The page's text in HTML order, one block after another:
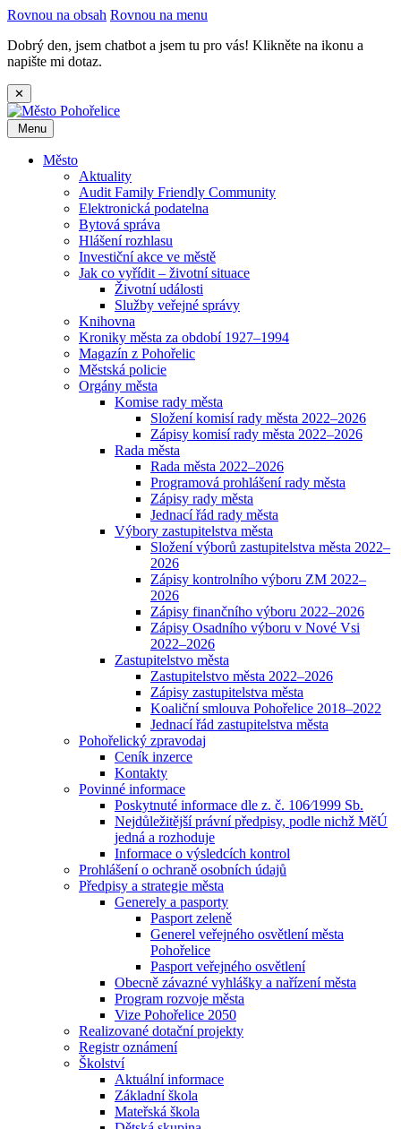
Rovnou na obsah Rovnou na menu
Dobrý den, jsem chatbot a jsem tu pro vás! Klikněte na ikonu a
napište mi dotaz.
✕
Menu
Město
Aktuality
Audit Family Friendly Community
Elektronická podatelna
Bytová správa
Hlášení rozhlasu
Investiční akce ve městě
Jak co vyřídit – životní situace
Životní události
Služby veřejné správy
Knihovna
Kroniky města za období 1927–1994
Magazín z Pohořelic
Městská policie
Orgány města
Komise rady města
Složení komisí rady města 2022–2026
Zápisy komisí rady města 2022–2026
Rada města
Rada města 2022–2026
Programová prohlášení rady města
Zápisy rady města
Jednací řád rady města
Výbory zastupitelstva města
Složení výborů zastupitelstva města 2022–
2026
Zápisy kontrolního výboru ZM 2022–
2026
Zápisy finančního výboru 2022–2026
Zápisy Osadního výboru v Nové Vsi
2022–2026
Zastupitelstvo města
Zastupitelstvo města 2022–2026
Zápisy zastupitelstva města
Koaliční smlouva Pohořelice 2018–2022
Jednací řád zastupitelstva města
Pohořelický zpravodaj
Ceník inzerce
Kontakty
Povinné informace
Poskytnuté informace dle z. č. 106⁄1999 Sb.
Nejdůležitější právní předpisy, podle nichž MěÚ
jedná a rozhoduje
Informace o výsledcích kontrol
Prohlášení o ochraně osobních údajů
Předpisy a strategie města
Generely a pasporty
Pasport zeleně
Generel veřejného osvětlení města
Pohořelice
Pasport veřejného osvětlení
Obecně závazné vyhlášky a nařízení města
Program rozvoje města
Vize Pohořelice 2050
Realizované dotační projekty
Registr oznámení
Školství
Aktuální informace
Základní škola
Mateřská škola